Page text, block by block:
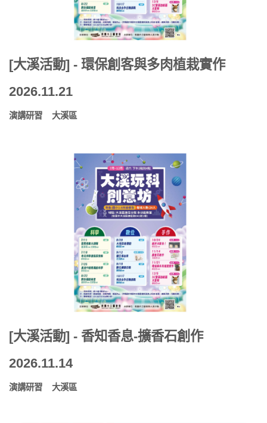
[大溪活動] - 環保創客與多肉植栽實作
2026.11.21
演講研習 大溪區
[大溪活動] - 香知香息-擴香石創作
2026.11.14
演講研習 大溪區